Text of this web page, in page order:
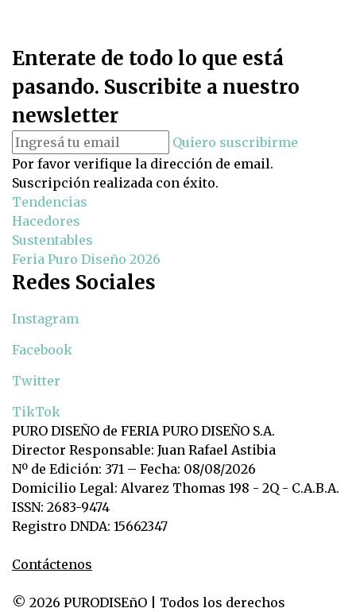
Enterate de todo lo que está
pasando. Suscribite a nuestro
newsletter
Quiero suscribirme
Por favor verifique la dirección de email.
Suscripción realizada con éxito.
Tendencias
Hacedores
Sustentables
Feria Puro Diseño 2026
Redes Sociales
Instagram
Facebook
Twitter
TikTok
PURO DISEÑO de FERIA PURO DISEÑO S.A.
Director Responsable: Juan Rafael Astibia
Nº de Edición: 371 – Fecha: 08/08/2026
Domicilio Legal: Alvarez Thomas 198 - 2Q - C.A.B.A.
ISSN: 2683-9474
Registro DNDA: 15662347
Contáctenos
© 2026 PURODISEñO | Todos los derechos